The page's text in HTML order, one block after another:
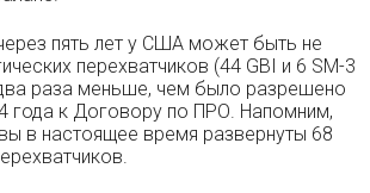
пять лет у США может быть не
перехватчиков (44 GBI и 6 SM-3
раза меньше, чем было разрешено
года к Договору по ПРО. Напомним,
в настоящее время развернуты 68